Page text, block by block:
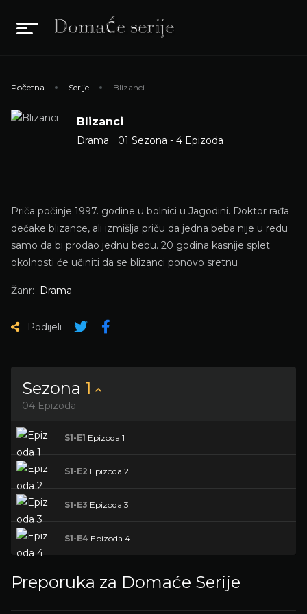
Početna Serije Blizanci
Blizanci
Drama 01 Sezona - 4 Epizoda
Priča počinje 1997. godine u bolnici u Jagodini. Doktor rađa
dečake blizance, ali izmišlja priču da jedna beba nije u redu
samo da bi prodao jednu bebu. 20 godina kasnije splet
okolnosti će učiniti da se blizanci ponovo sretnu
Žanr: Drama
Podijeli
Sezona 1
04 Epizoda -
S1-E1 Epizoda 1
S1-E2 Epizoda 2
S1-E3 Epizoda 3
S1-E4 Epizoda 4
Preporuka za Domaće Serije